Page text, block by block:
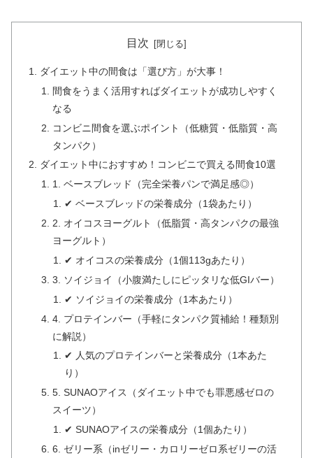
目次
ダイエット中の間食は「選び方」が大事！
間食をうまく活用すればダイエットが成功しやすく
なる
コンビニ間食を選ぶポイント（低糖質・低脂質・高
タンパク）
ダイエット中におすすめ！コンビニで買える間食10選
1. ベースブレッド（完全栄養パンで満足感◎）
✔ ベースブレッドの栄養成分（1袋あたり）
2. オイコスヨーグルト（低脂質・高タンパクの最強
ヨーグルト）
✔ オイコスの栄養成分（1個113gあたり）
3. ソイジョイ（小腹満たしにピッタリな低GIバー）
✔ ソイジョイの栄養成分（1本あたり）
4. プロテインバー（手軽にタンパク質補給！種類別
に解説）
✔ 人気のプロテインバーと栄養成分（1本あた
り）
5. SUNAOアイス（ダイエット中でも罪悪感ゼロの
スイーツ）
✔ SUNAOアイスの栄養成分（1個あたり）
6. ゼリー系（inゼリー・カロリーゼロ系ゼリーの活